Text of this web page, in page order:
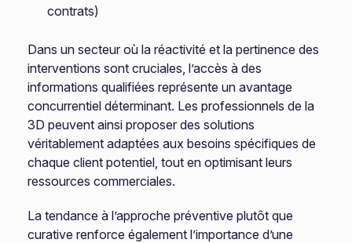
contrats)
Dans un secteur où la réactivité et la pertinence des
interventions sont cruciales, l’accès à des
informations qualifiées représente un avantage
concurrentiel déterminant. Les professionnels de la
3D peuvent ainsi proposer des solutions
véritablement adaptées aux besoins spécifiques de
chaque client potentiel, tout en optimisant leurs
ressources commerciales.
La tendance à l’approche préventive plutôt que
curative renforce également l’importance d’une